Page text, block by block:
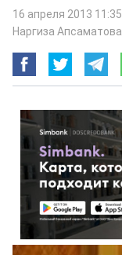
16 апреля 2013 11:35
Наргиза Апсаматова